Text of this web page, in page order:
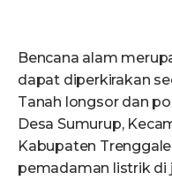
Bencana alam
dapat diperkirakan
Tanah longsor dan
Desa Sumurup,
Kabupaten
pemadaman listrik di